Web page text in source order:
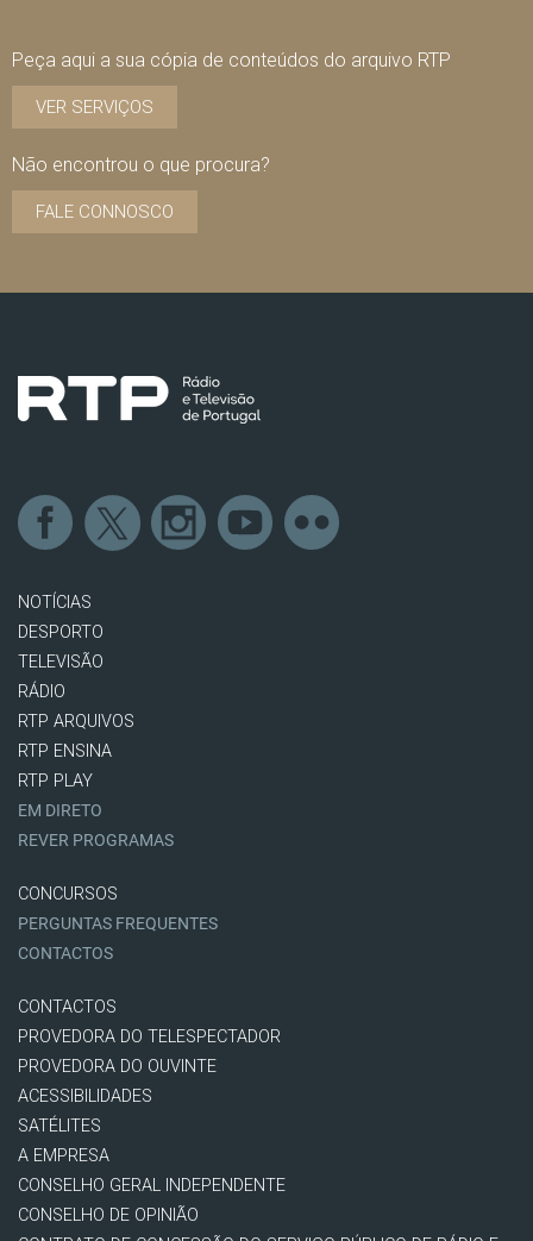
Peça aqui a sua cópia de conteúdos do arquivo RTP
VER SERVIÇOS
Não encontrou o que procura?
FALE CONNOSCO
NOTÍCIAS
DESPORTO
TELEVISÃO
RÁDIO
RTP ARQUIVOS
RTP ENSINA
RTP PLAY
EM DIRETO
REVER PROGRAMAS
CONCURSOS
PERGUNTAS FREQUENTES
CONTACTOS
CONTACTOS
PROVEDORA DO TELESPECTADOR
PROVEDORA DO OUVINTE
ACESSIBILIDADES
SATÉLITES
A EMPRESA
CONSELHO GERAL INDEPENDENTE
CONSELHO DE OPINIÃO